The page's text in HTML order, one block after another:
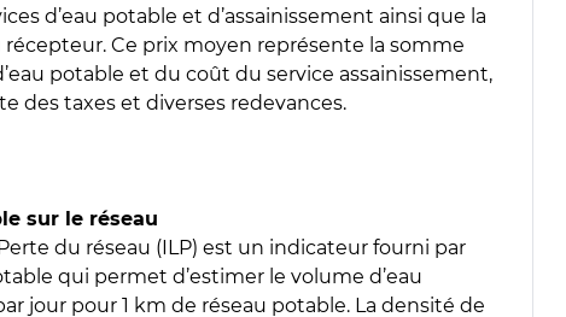
d’eau potable et d’assainissement ainsi que la
Ce prix moyen représente la somme
potable et du coût du service assainissement,
des taxes et diverses redevances.
sur le réseau
du réseau (ILP) est un indicateur fourni par
qui permet d’estimer le volume d’eau
jour pour 1 km de réseau potable. La densité de